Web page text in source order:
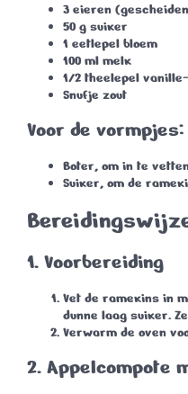
3 eieren
50 g suiker
1 eetlepel bloem
100 ml melk
1/2 theelepel
Snufje zout
Voor de vormpjes:
Boter, om in te
Suiker, om de
1. Voorbereiding
Vet de ramekins in
dunne laag suiker.
Verwarm de oven
2. Appelcompote